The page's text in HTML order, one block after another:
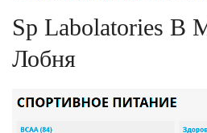
Sp Labolatories В
Лобня